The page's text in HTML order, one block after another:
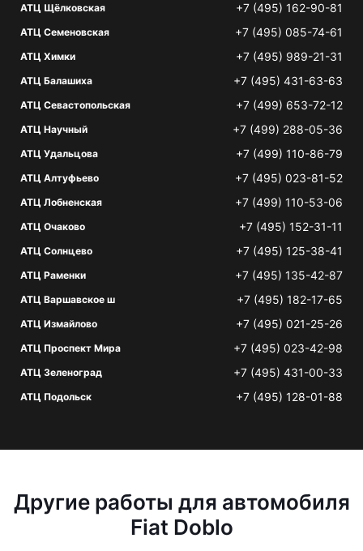
АТЦ Щёлковская +7 (495) 162-90-81
АТЦ Семеновская +7 (495) 085-74-61
АТЦ Химки +7 (495) 989-21-31
АТЦ Балашиха +7 (495) 431-63-63
АТЦ Севастопольская +7 (499) 653-72-12
АТЦ Научный +7 (499) 288-05-36
АТЦ Удальцова +7 (499) 110-86-79
АТЦ Алтуфьево +7 (495) 023-81-52
АТЦ Лобненская +7 (499) 110-53-06
АТЦ Очаково +7 (495) 152-31-11
АТЦ Солнцево +7 (495) 125-38-41
АТЦ Раменки +7 (495) 135-42-87
АТЦ Варшавское ш +7 (495) 182-17-65
АТЦ Измайлово +7 (495) 021-25-26
АТЦ Проспект Мира +7 (495) 023-42-98
АТЦ Зеленоград +7 (495) 431-00-33
АТЦ Подольск +7 (495) 128-01-88
Другие работы для автомобиля
Fiat Doblo